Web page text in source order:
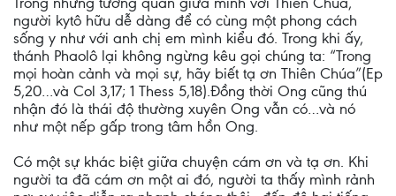
người kytô hữu dễ dàng để có cùng một phong cách
sống y như với anh chị em mình kiểu đó. Trong khi ấy,
thánh Phaolô lại không ngừng kêu gọi chúng ta: “Trong
mọi hoàn cảnh và mọi sự, hãy biết tạ ơn Thiên Chúa”(Ep
5,20…và Col 3,17; 1 Thess 5,18).Đồng thời Ong cũng thú
nhận đó là thái độ thường xuyên Ong vẫn có…và nó
như một nếp gấp trong tâm hồn Ong.
Có một sự khác biệt giữa chuyện cám ơn và tạ ơn. Khi
người ta đã cám ơn một ai đó, người ta thấy mình rảnh